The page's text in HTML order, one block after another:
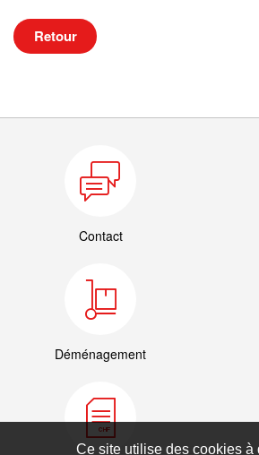
Retour
Contact
Déménagement
Ce site utilise des cookies à